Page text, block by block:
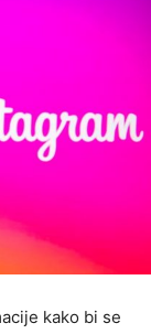
kako bi se